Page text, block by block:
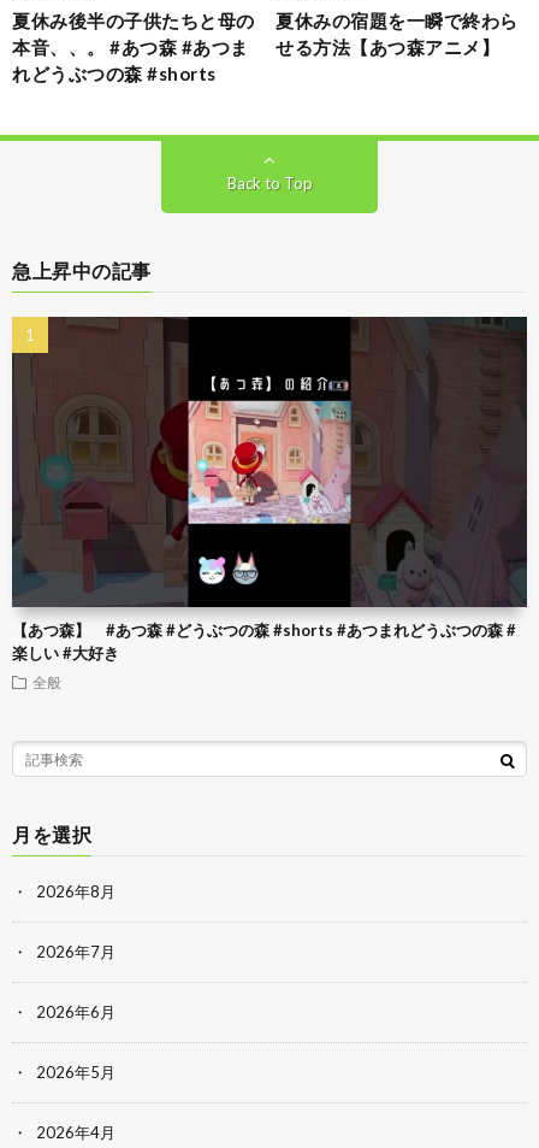
夏休み後半の子供たちと母の
本音、、。 #あつ森 #あつま
れどうぶつの森 #shorts
夏休みの宿題を一瞬で終わら
せる方法【あつ森アニメ】
Back to Top
急上昇中の記事
【あつ森】 #あつ森 #どうぶつの森 #shorts #あつまれどうぶつの森 #
楽しい #大好き
全般
月を選択
2026年8月
2026年7月
2026年6月
2026年5月
2026年4月